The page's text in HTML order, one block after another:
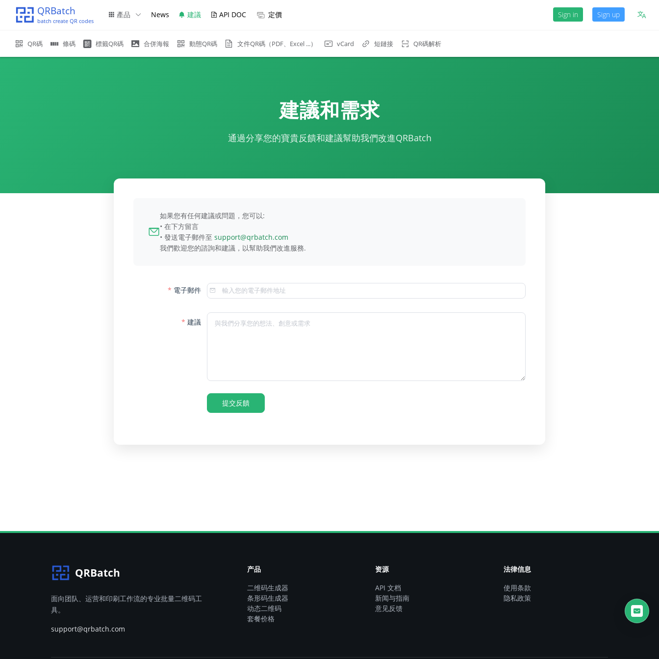
QRBatch
batch create QR codes
產品 News 建議 API DOC 定價 Sign in Sign up
QR碼 條碼 標籤QR碼 合併海報 動態QR碼 文件QR碼（PDF、Excel ...） vCard 短鏈接 QR碼解析
建議和需求
通過分享您的寶貴反饋和建議幫助我們改進QRBatch
如果您有任何建議或問題，您可以:
• 在下方留言
• 發送電子郵件至 support@qrbatch.com
我們歡迎您的諮詢和建議，以幫助我們改進服務.
電子郵件
建議
提交反饋
QRBatch
面向团队、运营和印刷工作流的专业批量二维码工
具。
support@qrbatch.com
产品
二维码生成器
条形码生成器
动态二维码
套餐价格
资源
API 文档
新闻与指南
意见反馈
法律信息
使用条款
隐私政策